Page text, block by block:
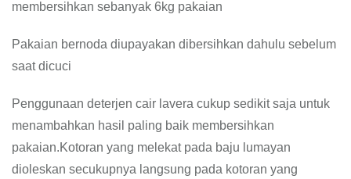
membersihkan sebanyak 6kg pakaian
Pakaian bernoda diupayakan dibersihkan dahulu sebelum
saat dicuci
Penggunaan deterjen cair lavera cukup sedikit saja untuk
menambahkan hasil paling baik membersihkan
pakaian.Kotoran yang melekat pada baju lumayan
dioleskan secukupnya langsung pada kotoran yang